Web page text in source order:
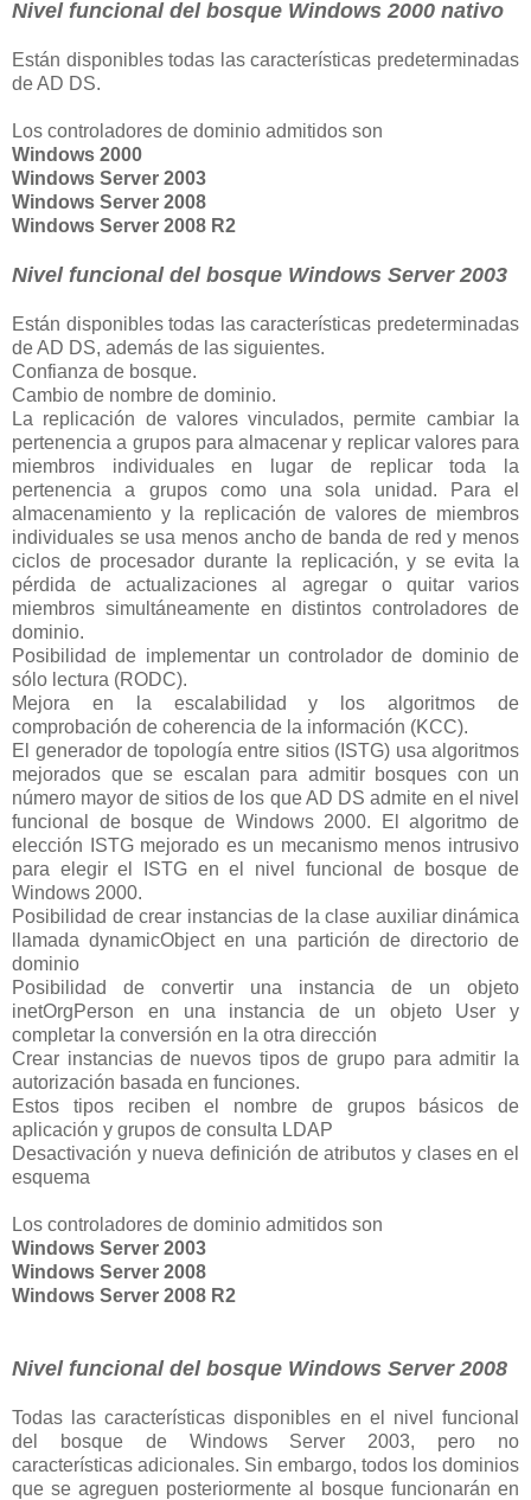
Nivel funcional del bosque Windows 2000 nativo
Están disponibles todas las características predeterminadas
de AD DS.
Los controladores de dominio admitidos son
Windows 2000
Windows Server 2003
Windows Server 2008
Windows Server 2008 R2
Nivel funcional del bosque Windows Server 2003
Están disponibles todas las características predeterminadas
de AD DS, además de las siguientes.
Confianza de bosque.
Cambio de nombre de dominio.
La replicación de valores vinculados, permite cambiar la
pertenencia a grupos para almacenar y replicar valores para
miembros individuales en lugar de replicar toda la
pertenencia a grupos como una sola unidad. Para el
almacenamiento y la replicación de valores de miembros
individuales se usa menos ancho de banda de red y menos
ciclos de procesador durante la replicación, y se evita la
pérdida de actualizaciones al agregar o quitar varios
miembros simultáneamente en distintos controladores de
dominio.
Posibilidad de implementar un controlador de dominio de
sólo lectura (RODC).
Mejora en la escalabilidad y los algoritmos de
comprobación de coherencia de la información (KCC).
El generador de topología entre sitios (ISTG) usa algoritmos
mejorados que se escalan para admitir bosques con un
número mayor de sitios de los que AD DS admite en el nivel
funcional de bosque de Windows 2000. El algoritmo de
elección ISTG mejorado es un mecanismo menos intrusivo
para elegir el ISTG en el nivel funcional de bosque de
Windows 2000.
Posibilidad de crear instancias de la clase auxiliar dinámica
llamada dynamicObject en una partición de directorio de
dominio
Posibilidad de convertir una instancia de un objeto
inetOrgPerson en una instancia de un objeto User y
completar la conversión en la otra dirección
Crear instancias de nuevos tipos de grupo para admitir la
autorización basada en funciones.
Estos tipos reciben el nombre de grupos básicos de
aplicación y grupos de consulta LDAP
Desactivación y nueva definición de atributos y clases en el
esquema
Los controladores de dominio admitidos son
Windows Server 2003
Windows Server 2008
Windows Server 2008 R2
Nivel funcional del bosque Windows Server 2008
Todas las características disponibles en el nivel funcional
del bosque de Windows Server 2003, pero no
características adicionales. Sin embargo, todos los dominios
que se agreguen posteriormente al bosque funcionarán en